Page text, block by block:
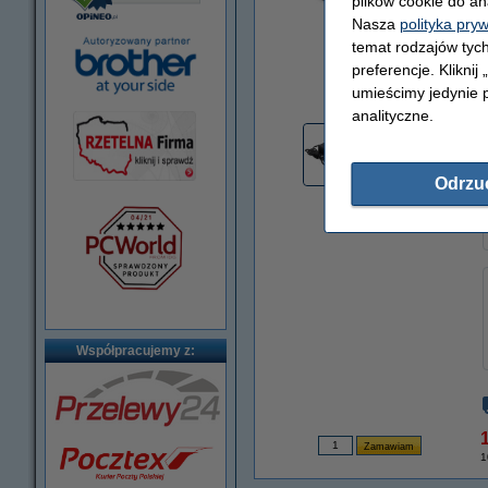
Współpracujemy z:
powiększ
Nasza polityka
temat rodzajów
preferencje. Kliknij
umieścimy jedynie
analityczne.